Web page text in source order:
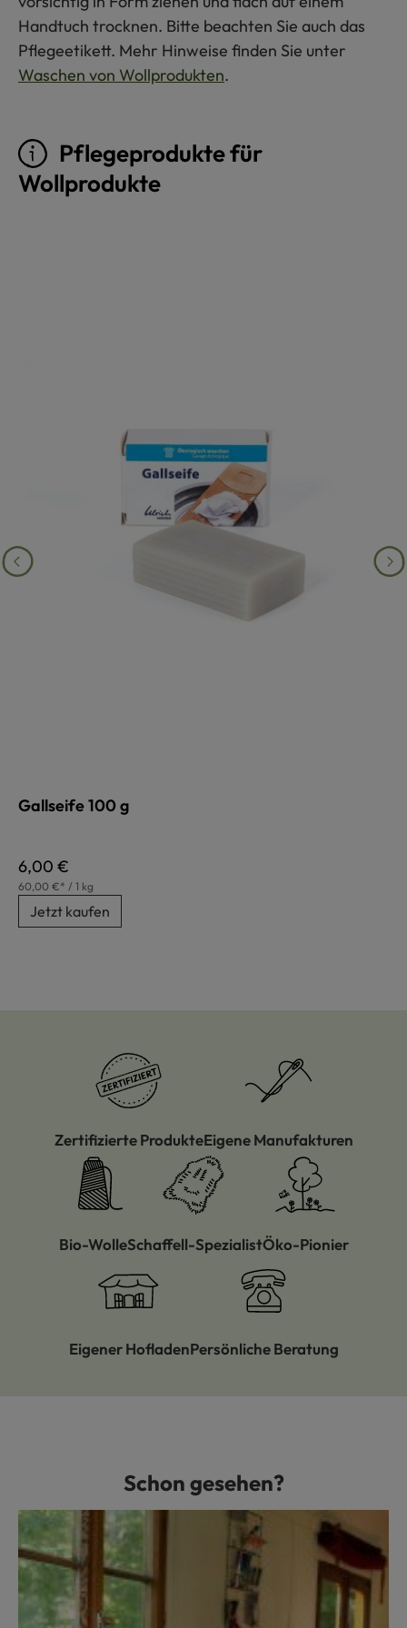
Handtuch trocknen. Bitte beachten Sie auch das
Pflegeetikett. Mehr Hinweise finden Sie unter
Waschen von Wollprodukten.
Pflegeprodukte für
Wollprodukte
Gallseife 100 g
Regulärer Preis:
6,00 €
60,00 €* / 1 kg
Jetzt kaufen
Zertifizierte ProdukteEigene Manufakturen
Bio-WolleSchaffell-SpezialistÖko-Pionier
Eigener HofladenPersönliche Beratung
Produktgalerie überspringenSchon gesehen?